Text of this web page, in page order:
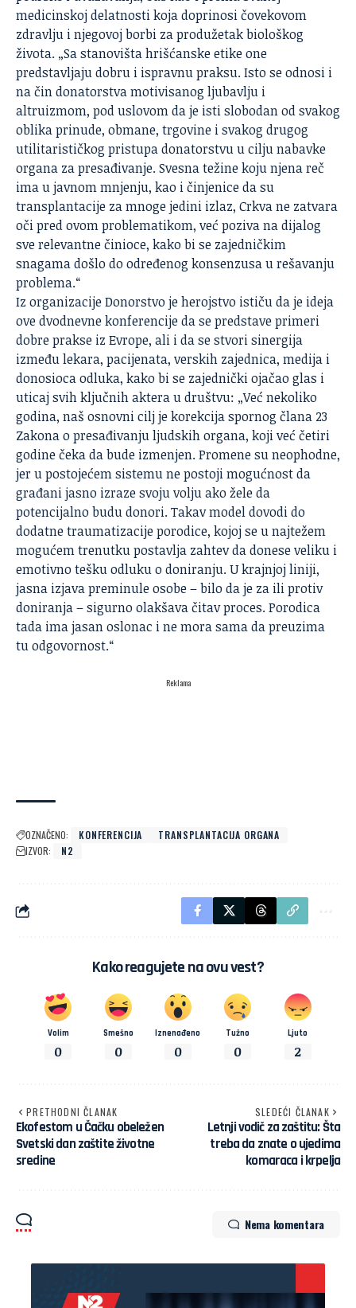
medicinskoj delatnosti koja doprinosi čovekovom
zdravlju i njegovoj borbi za produžetak biološkog
života. „Sa stanovišta hrišćanske etike one
predstavljaju dobru i ispravnu praksu. Isto se odnosi i
na čin donatorstva motivisanog ljubavlju i
altruizmom, pod uslovom da je isti slobodan od svakog
oblika prinude, obmane, trgovine i svakog drugog
utilitarističkog pristupa donatorstvu u cilju nabavke
organa za presađivanje. Svesna težine koju njena reč
ima u javnom mnjenju, kao i činjenice da su
transplantacije za mnoge jedini izlaz, Crkva ne zatvara
oči pred ovom problematikom, već poziva na dijalog
sve relevantne činioce, kako bi se zajedničkim
snagama došlo do određenog konsenzusa u rešavanju
problema.“
Iz organizacije Donorstvo je herojstvo ističu da je ideja
ove dvodnevne konferencije da se predstave primeri
dobre prakse iz Evrope, ali i da se stvori sinergija
između lekara, pacijenata, verskih zajednica, medija i
donosioca odluka, kako bi se zajednički ojačao glas i
uticaj svih ključnih aktera u društvu: „Već nekoliko
godina, naš osnovni cilj je korekcija spornog člana 23
Zakona o presađivanju ljudskih organa, koji već četiri
godine čeka da bude izmenjen. Promene su neophodne,
jer u postojećem sistemu ne postoji mogućnost da
građani jasno izraze svoju volju ako žele da
potencijalno budu donori. Takav model dovodi do
dodatne traumatizacije porodice, kojoj se u najtežem
mogućem trenutku postavlja zahtev da donese veliku i
emotivno tešku odluku o doniranju. U krajnjoj liniji,
jasna izjava preminule osobe – bilo da je za ili protiv
doniranja – sigurno olakšava čitav proces. Porodica
tada ima jasan oslonac i ne mora sama da preuzima
tu odgovornost.“
Reklama
OZNAČENO: KONFERENCIJA
TRANSPLANTACIJA ORGANA
IZVOR:
N2
Kako reagujete na ovu vest?
Volim
0
Smešno
0
Iznenađeno
0
Tužno
0
Ljuto
2
PRETHODNI ČLANAK
Ekofestom u Čačku obeležen
Svetski dan zaštite životne
sredine
SLEDEĆI ČLANAK
Letnji vodič za zaštitu: Šta
treba da znate o ujedima
komaraca i krpelja
Nema komentara